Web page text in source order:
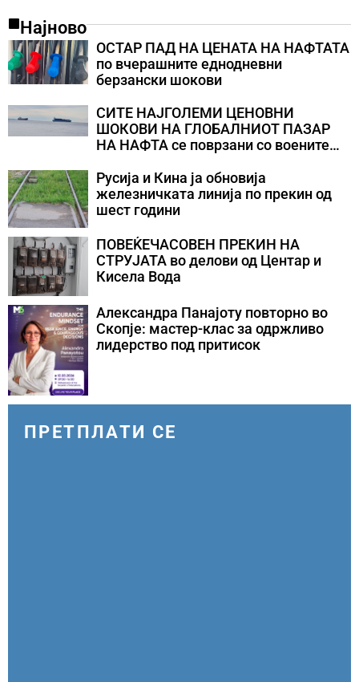
Најново
ОСТАР ПАД НА ЦЕНАТА НА НАФТАТА
по вчерашните еднодневни
берзански шокови
СИТЕ НАЈГОЛЕМИ ЦЕНОВНИ
ШОКОВИ НА ГЛОБАЛНИОТ ПАЗАР
НА НАФТА се поврзани со воените
Русија и Кина ја обновија
железничката линија по прекин од
шест години
ПОВЕЌЕЧАСОВЕН ПРЕКИН НА
СТРУЈАТА во делови од Центар и
Кисела Вода
Александра Панајоту повторно во
Скопје: мастер-клас за одржливо
лидерство под притисок
ПРЕТПЛАТИ СЕ